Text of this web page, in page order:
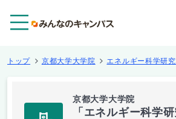
トップ 京都大学大学院 エネルギー科学研
京都大学大学院
「エネルギー科学